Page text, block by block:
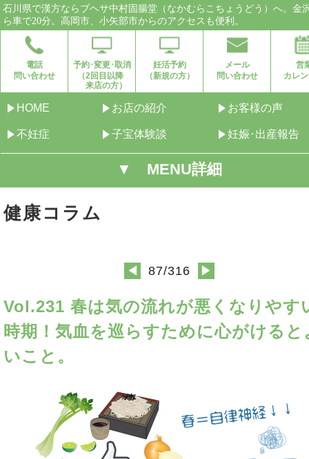
石川県で漢方ならブヘサ中村固腸堂（なかむらこちょうどう）へ。金
ら車で20分。高岡市、小矢部市からのアクセスも便利。
電話
問い合わせ
予約･変更･取消
（2回目以降
来店の方）
妊活予約
（新規の方）
メール
問い合わせ
営
カレ
HOME お店の紹介 お客様の声
不妊症 子宝体験談 妊娠･出産報告
▼ MENU詳細
健康コラム
◀ 87/316 ▶
Vol.231 春は気の流れが悪くなりやす
時期！気血を巡らすために心がけると
いこと。